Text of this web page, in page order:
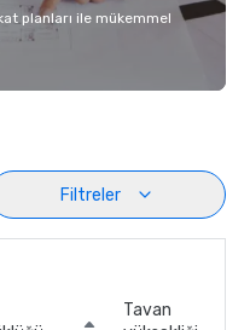
planları ile mükemmel
Filtreler
Tavan